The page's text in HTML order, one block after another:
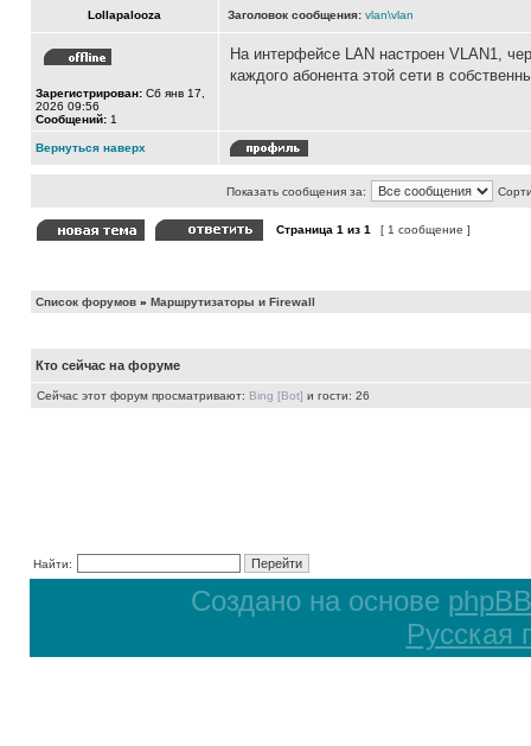
Lollapalooza Заголовок сообщения: vlan\vlan
Зарегистрирован: Сб янв 17,
2026 09:56
Сообщений: 1
На интерфейсе LAN настроен VLAN1,
каждого абонента этой сети в
Вернуться наверх
Показать сообщения за:
Страница 1 из 1 [ 1 сообщение ]
Список форумов » Маршрутизаторы и Firewall
Кто сейчас на форуме
Сейчас этот форум просматривают: Bing [Bot] и гости: 26
Найти:
Создано на основе phpBB
Русская